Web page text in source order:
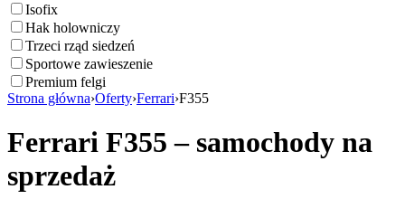
Isofix
Hak holowniczy
Trzeci rząd siedzeń
Sportowe zawieszenie
Premium felgi
Strona główna›Oferty›Ferrari›F355
Ferrari F355 – samochody na
sprzedaż